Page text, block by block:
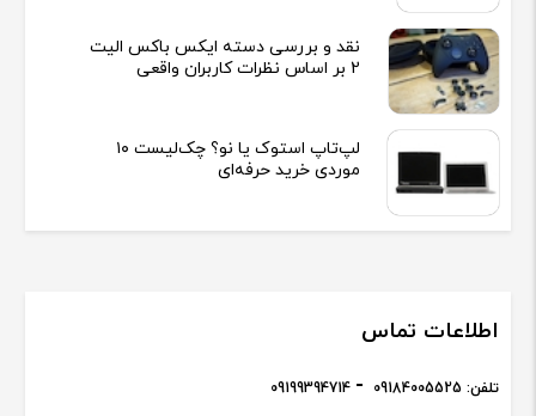
نقد و بررسی دسته ایکس باکس الیت
2 بر اساس نظرات کاربران واقعی
لپ‌تاپ استوک یا نو؟ چک‌لیست ۱۰
موردی خرید حرفه‌ای
اطلاعات تماس
تلفن: 09184005525
09199394714